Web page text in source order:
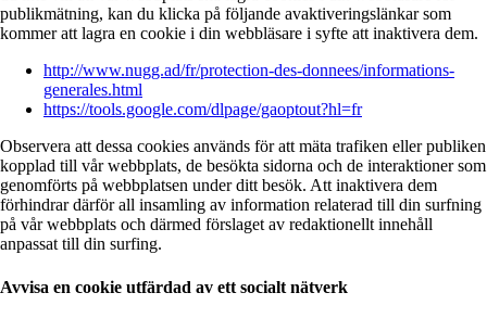
publikmätning, kan du klicka på följande avaktiveringslänkar som
kommer att lagra en cookie i din webbläsare i syfte att inaktivera dem.
http://www.nugg.ad/fr/protection-des-donnees/informations-
generales.html
https://tools.google.com/dlpage/gaoptout?hl=fr
Observera att dessa cookies används för att mäta trafiken eller publiken
kopplad till vår webbplats, de besökta sidorna och de interaktioner som
genomförts på webbplatsen under ditt besök. Att inaktivera dem
förhindrar därför all insamling av information relaterad till din surfning
på vår webbplats och därmed förslaget av redaktionellt innehåll
anpassat till din surfing.
Avvisa en cookie utfärdad av ett socialt nätverk